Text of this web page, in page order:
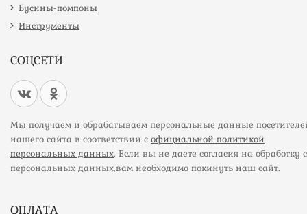
Бусины-помпоны
Инструменты
СОЦСЕТИ
Мы получаем и обрабатываем персональные данные
нашего сайта в соответствии с официальной политикой
персональных данных. Если вы не даете согласия на обработку
персональных данных,вам необходимо покинуть наш сайт.
ОПЛАТА